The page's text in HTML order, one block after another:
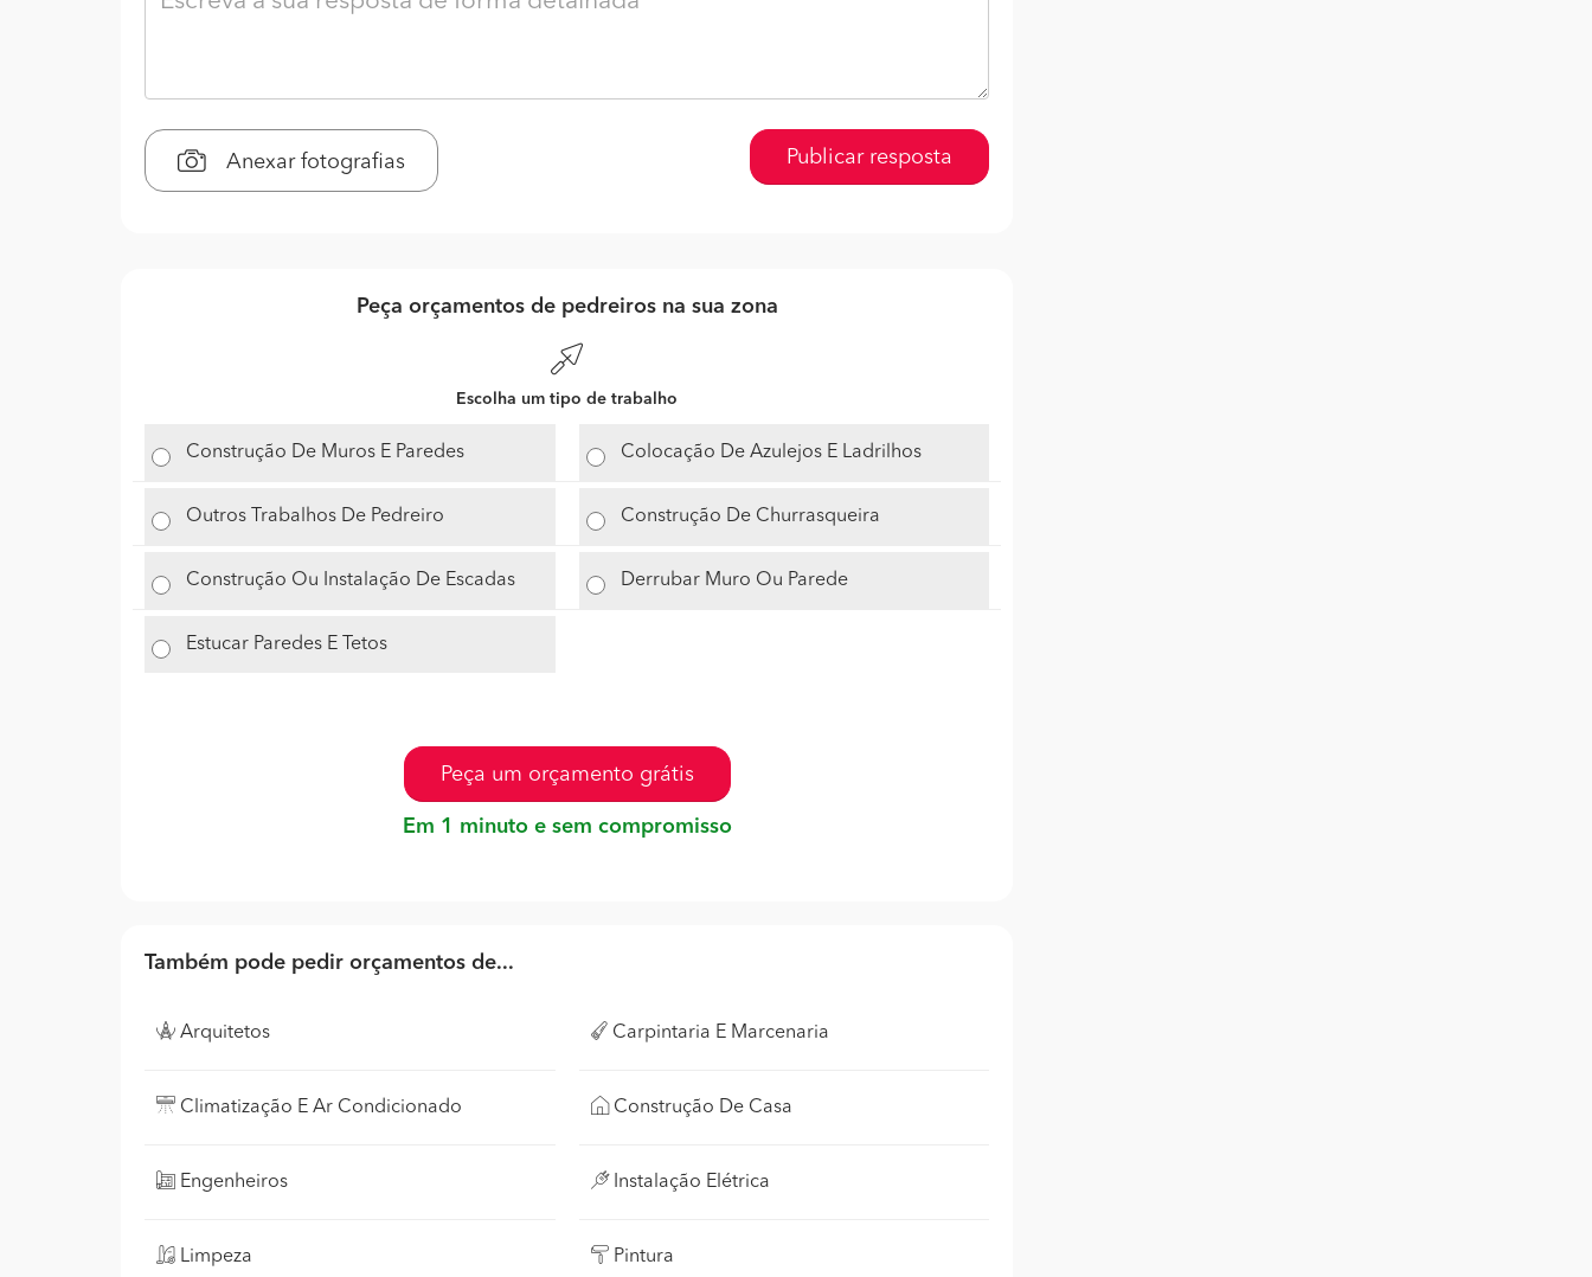
Anexar fotografias Publicar resposta
Peça orçamentos de pedreiros na sua zona
Escolha um tipo de trabalho
Construção De Muros E Paredes Colocação De Azulejos E Ladrilhos
Outros Trabalhos De Pedreiro Construção De Churrasqueira
Construção Ou Instalação De Escadas Derrubar Muro Ou Parede
Estucar Paredes E Tetos
Peça um orçamento grátis
Em 1 minuto e sem compromisso
Também pode pedir orçamentos de...
Arquitetos Carpintaria E Marcenaria
Climatização E Ar Condicionado Construção De Casa
Engenheiros Instalação Elétrica
Limpeza Pintura